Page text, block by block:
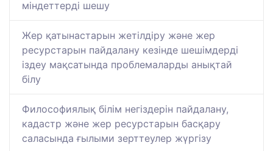
міндеттерді шешу
Жер қатынастарын жетілдіру және жер
ресурстарын пайдалану кезінде шешімдерді
іздеу мақсатында проблемаларды анықтай
білу
Философиялық білім негіздерін пайдалану,
кадастр және жер ресурстарын басқару
саласында ғылыми зерттеулер жүргізу